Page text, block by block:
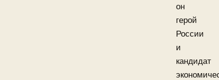
он
герой
России
и
кандидат